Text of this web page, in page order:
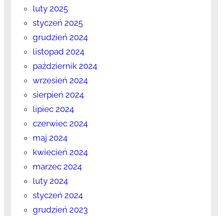
luty 2025
styczeń 2025
grudzień 2024
listopad 2024
październik 2024
wrzesień 2024
sierpień 2024
lipiec 2024
czerwiec 2024
maj 2024
kwiecień 2024
marzec 2024
luty 2024
styczeń 2024
grudzień 2023